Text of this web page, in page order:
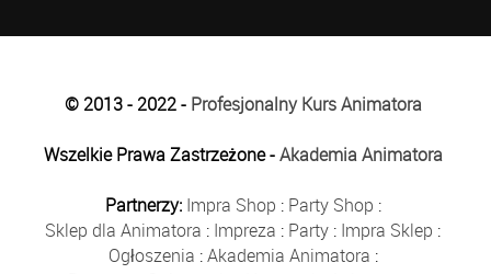
© 2013 - 2022 - Profesjonalny Kurs Animatora
Wszelkie Prawa Zastrzeżone -Akademia Animatora
Partnerzy: Impra Shop : Party Shop :
Sklep dla Animatora : Impreza : Party : Impra Sklep :
Ogłoszenia :Akademia Animatora :